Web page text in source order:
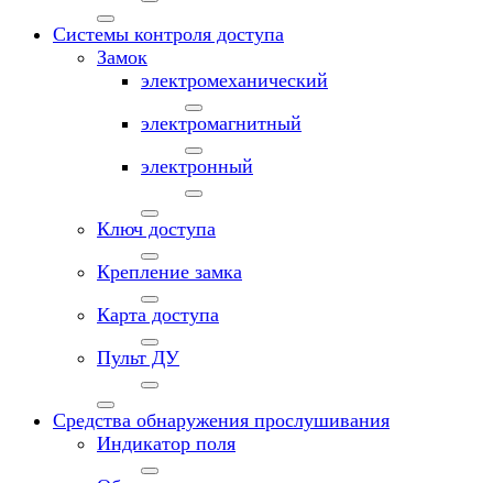
Системы контроля доступа
Замок
электромеханический
электромагнитный
электронный
Ключ доступа
Крепление замка
Карта доступа
Пульт ДУ
Средства обнаружения прослушивания
Индикатор поля